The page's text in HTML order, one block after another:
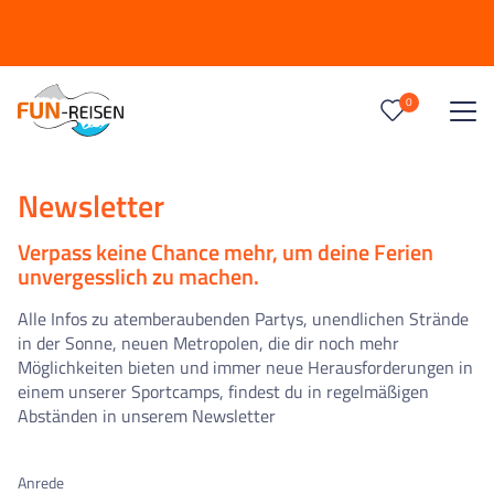
0
0Reise/n auf deiner Merkliste
Keine Reisen auf der Merkliste
Newsletter
Verpass keine Chance mehr, um deine Ferien
unvergesslich zu machen.
Alle Infos zu atemberaubenden Partys, unendlichen Strände
in der Sonne, neuen Metropolen, die dir noch mehr
Möglichkeiten bieten und immer neue Herausforderungen in
einem unserer Sportcamps, findest du in regelmäßigen
Abständen in unserem Newsletter
Anrede
Datenschutzerklärung
und Zwecke der Erhebung und Verwendung personenbezogener
FUN-Reisen GmbH
Elbgaustraße 64
22523 Hamburg Telefon: +49 (0)40 – 57 00 65 70
Fax: +49 (0)40 – 57 00 65 760
Email: info@fun-reisen.de
Vertretungsberechtigt (verantwortlich für den Inhalt): Guido Paust,
Rüdiger Heck
Registereintrag & Umsatzsteuer ID:
Handelsregister Amtsgericht Hamburg HRB 71217
Die rechtlichen Grundlagen des Datenschutzes finden sich im